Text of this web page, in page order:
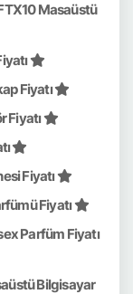
Masaüstü
Fiyatı
Fiyatı
Fiyatı
Fiyatı
Parfüm Fiyatı
Bilgisayar